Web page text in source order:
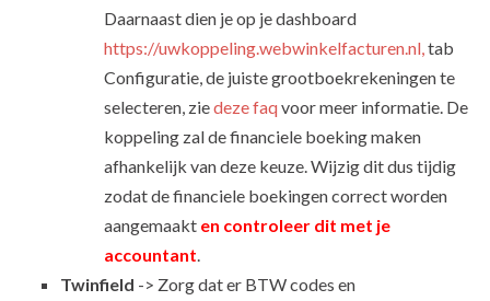
Daarnaast dien je op je dashboard
https://uwkoppeling.webwinkelfacturen.nl,tab
Configuratie, de juiste grootboekrekeningen te
selecteren, ziedeze faqvoor meer informatie. De
koppeling zal de financiele boeking maken
afhankelijk van deze keuze. Wijzig dit dus tijdig
zodat de financiele boekingen correct worden
aangemaakt en controleer dit met je
accountant.
Twinfield -> Zorg dat er BTW codes en